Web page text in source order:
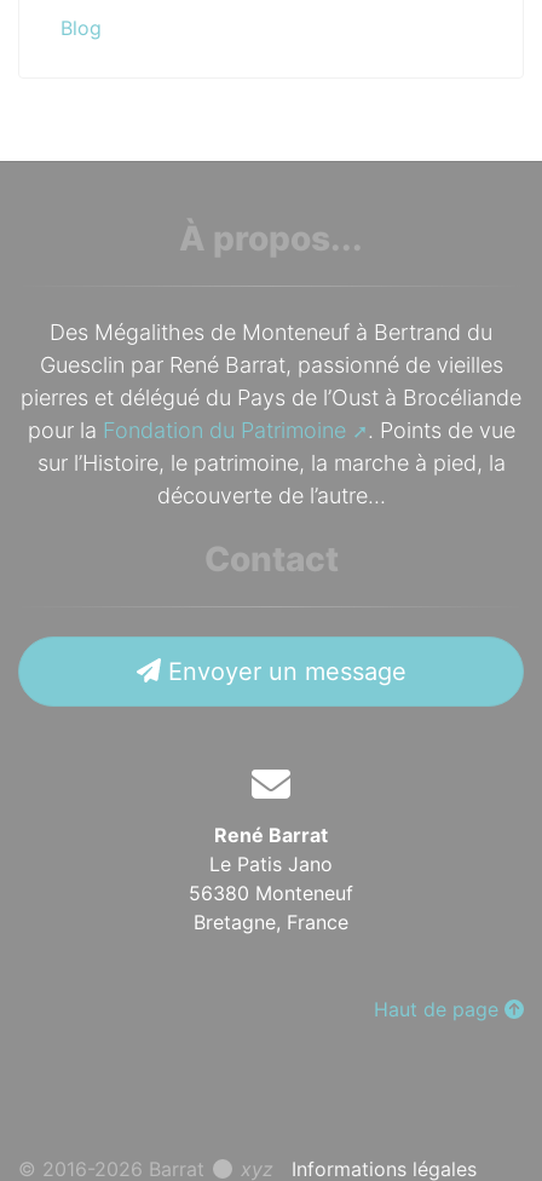
Blog
À propos...
Des Mégalithes de Monteneuf à Bertrand du
Guesclin par René Barrat, passionné de vieilles
pierres et délégué du Pays de l’Oust à Brocéliande
pour la Fondation du Patrimoine
. Points de vue
sur l’Histoire, le patrimoine, la marche à pied, la
découverte de l’autre...
Contact
Envoyer un message
René Barrat
Le Patis Jano
56380 Monteneuf
Bretagne, France
Haut de page
© 2016-2026 Barrat xyz Informations légales